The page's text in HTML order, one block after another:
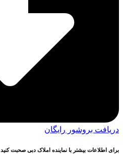
دریافت بروشور رایگان
برای اطلاعات بیشتر با نماینده املاک دبی صحبت کنید